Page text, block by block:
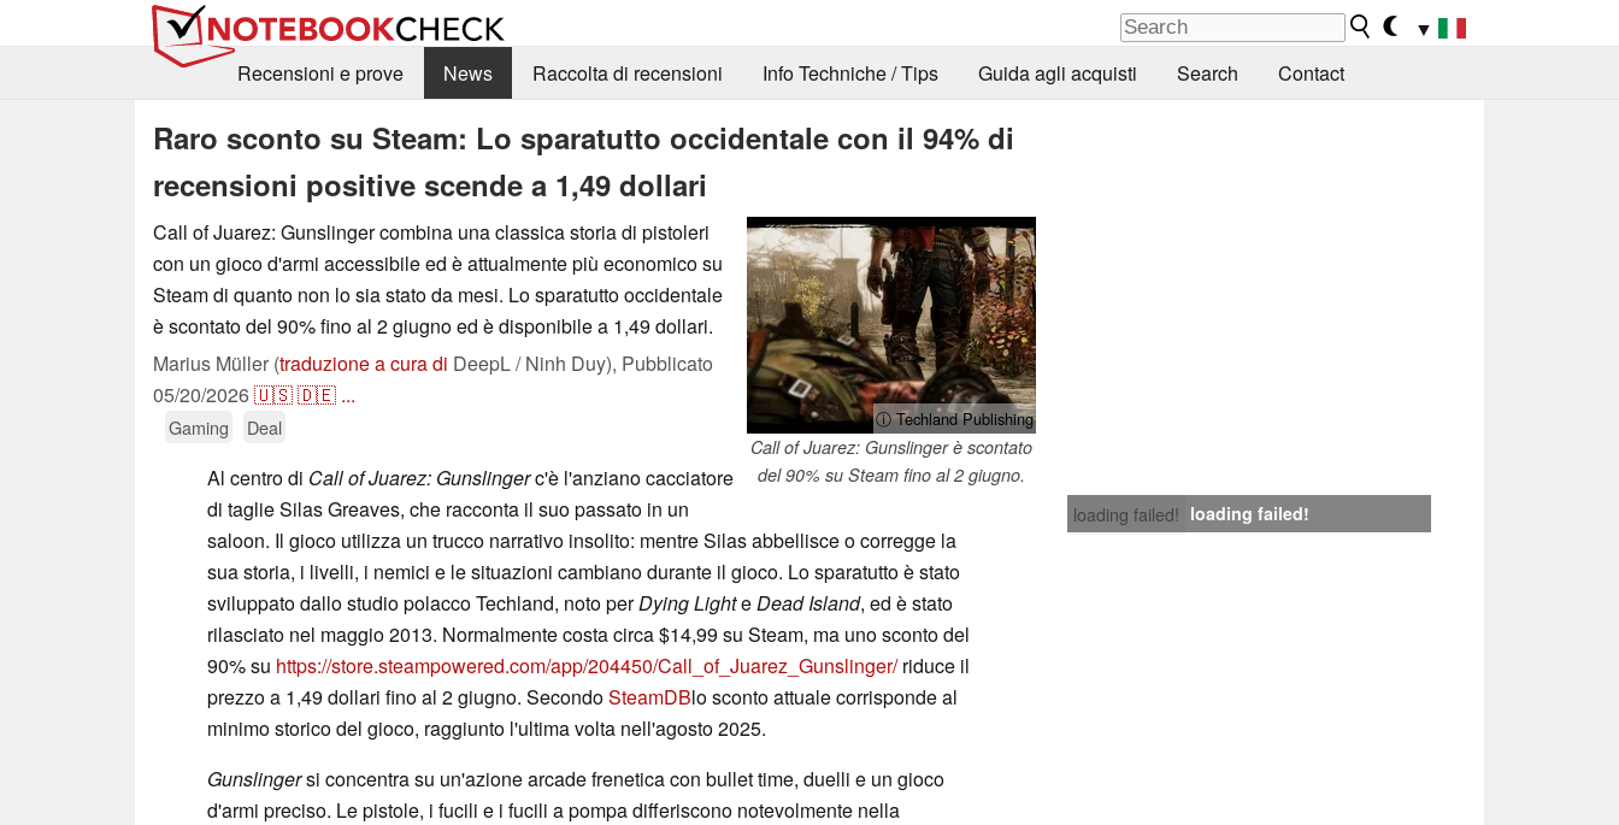
▼
Recensioni e prove
News Raccolta di recensioni Info Techniche / Tips Guida agli acquisti Search Contact
Raro sconto su Steam: Lo sparatutto occidentale con il 94% di
recensioni positive scende a 1,49 dollari
ⓘ Techland Publishing
Call of Juarez: Gunslinger è scontato
del 90% su Steam fino al 2 giugno.
Call of Juarez: Gunslinger combina una classica storia di pistoleri
con un gioco d'armi accessibile ed è attualmente più economico su
Steam di quanto non lo sia stato da mesi. Lo sparatutto occidentale
è scontato del 90% fino al 2 giugno ed è disponibile a 1,49 dollari.
Marius Müller (traduzione a cura di DeepL / Ninh Duy), Pubblicato
05/20/2026🇺🇸🇩🇪 ...
Gaming Deal
loading failed! loading failed!
Al centro di Call of Juarez: Gunslingerc'è l'anziano cacciatore
di taglie Silas Greaves, che racconta il suo passato in un
saloon. Il gioco utilizza un trucco narrativo insolito: mentre Silas abbellisce o corregge la
sua storia, i livelli, i nemici e le situazioni cambiano durante il gioco. Lo sparatutto è stato
sviluppato dallo studio polacco Techland, noto perDying LighteDead Island, ed è stato
rilasciato nel maggio 2013. Normalmente costa circa $14,99 su Steam, ma uno sconto del
90% su https://store.steampowered.com/app/204450/Call_of_Juarez_Gunslinger/riduce il
prezzo a 1,49 dollari fino al 2 giugno. SecondoSteamDBlo sconto attuale corrisponde al
minimo storico del gioco, raggiunto l'ultima volta nell'agosto 2025.
Gunslingersi concentra su un'azione arcade frenetica con bullet time, duelli e un gioco
d'armi preciso. Le pistole, i fucili e i fucili a pompa differiscono notevolmente nella